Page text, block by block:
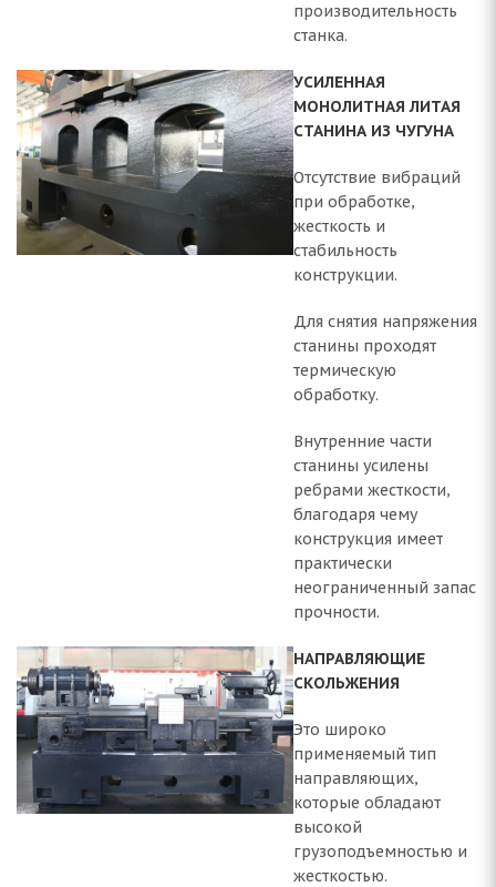
производительность
станка.
УСИЛЕННАЯ
МОНОЛИТНАЯ ЛИТАЯ
СТАНИНА ИЗ ЧУГУНА
Отсутствие вибраций
при обработке,
жесткость и
стабильность
конструкции.
Для снятия напряжения
станины проходят
термическую
обработку.
Внутренние части
станины усилены
ребрами жесткости,
благодаря чему
конструкция имеет
практически
неограниченный запас
прочности.
НАПРАВЛЯЮЩИЕ
СКОЛЬЖЕНИЯ
Это широко
применяемый тип
направляющих,
которые обладают
высокой
грузоподъемностью и
жесткостью.